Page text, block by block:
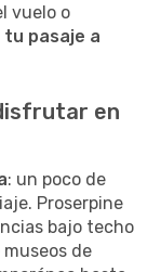
vuelo o
tu pasaje a
en
: un poco de
Proserpine
bajo techo
de